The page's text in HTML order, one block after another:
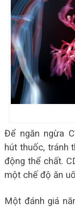
Để ngăn ngừa
hút thuốc, tránh
động thể chất.
một chế độ ăn
Một đánh giá